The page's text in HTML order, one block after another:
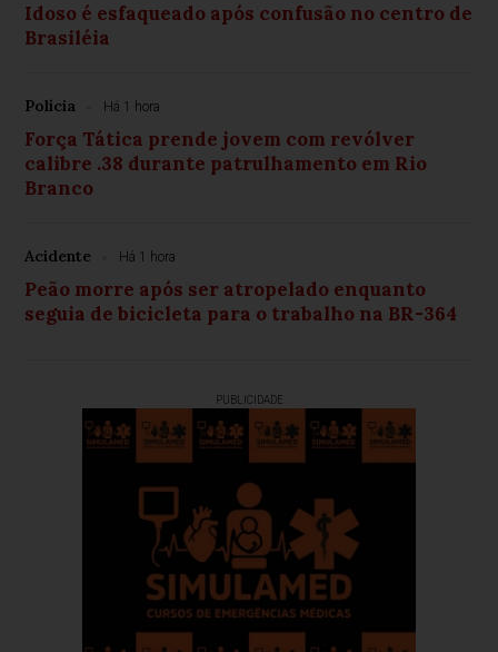
Idoso é esfaqueado após confusão no centro de
Brasiléia
Polícia Há 1 hora
Força Tática prende jovem com revólver
calibre .38 durante patrulhamento em Rio
Branco
Acidente Há 1 hora
Peão morre após ser atropelado enquanto
seguia de bicicleta para o trabalho na BR-364
PUBLICIDADE